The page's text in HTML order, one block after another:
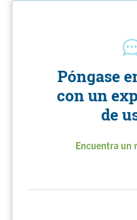
Póngase
con un
de
Encuentra un